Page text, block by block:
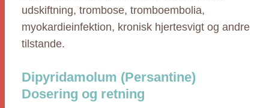
udskiftning, trombose, tromboembolia,
myokardieinfektion, kronisk hjertesvigt og andre
tilstande.
Dipyridamolum (Persantine)
Dosering og retning